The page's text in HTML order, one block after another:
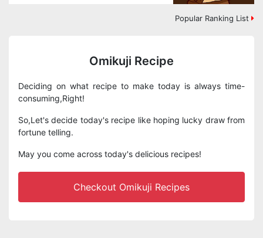
Popular Ranking List
Omikuji Recipe
Deciding on what recipe to make today is always time-
consuming,Right!
So,Let's decide today's recipe like hoping lucky draw from
fortune telling.
May you come across today's delicious recipes!
Checkout Omikuji Recipes